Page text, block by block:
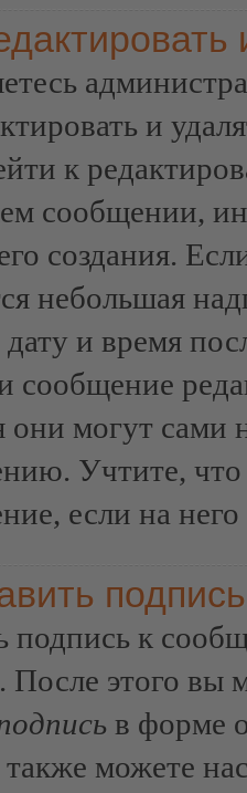
и
к
сообщении,
создания.
небольшая
и время
сообщение
они могут сами
Учтите,
если на
подпись к
После этого
в форме
можете